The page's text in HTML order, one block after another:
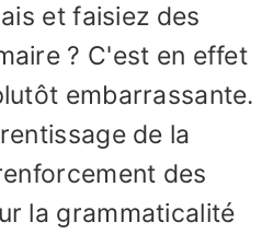
et faisiez des
? C'est en effet
embarrassante.
de la
des
la grammaticalité